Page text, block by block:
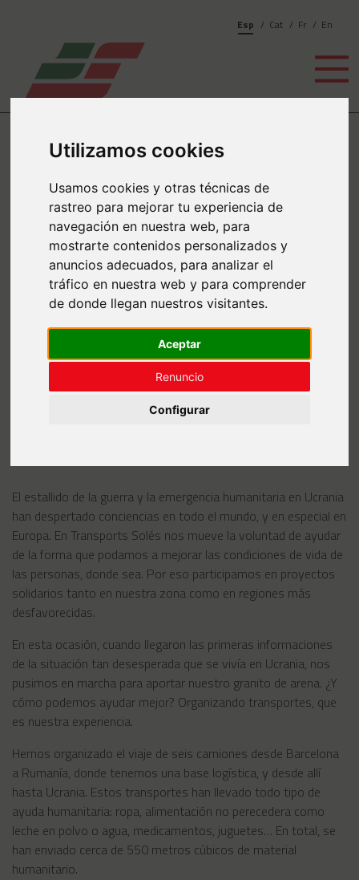
Utilizamos cookies
Usamos cookies y otras técnicas de
rastreo para mejorar tu experiencia de
navegación en nuestra web, para
mostrarte contenidos personalizados y
anuncios adecuados, para analizar el
tráfico en nuestra web y para comprender
de donde llegan nuestros visitantes.
Aceptar
Renuncio
Configurar
Esp Cat Fr En
Noticias anterior
Transports Solés organiza
el envío de material de
primera necesidad a
Ucrania
El estallido de la guerra y la emergencia humanitaria en Ucrania
han despertado conciencias en todo el mundo, y en especial en
Europa. En Transports Solés nos mueve la voluntad de ayudar
de la forma que podamos a mejorar las condiciones de vida de
las personas, donde sea. Por eso participamos en proyectos
solidarios tanto en nuestra zona como en regiones más
desfavorecidas.
En esta ocasión, cuando llegaron las primeras informaciones
de la situación tan desesperada que se vivía en Ucrania, nos
pusimos en marcha para aportar nuestro granito de arena. ¿Y
cómo podemos ayudar mejor? Organizando transportes, que
es nuestra experiencia.
Hemos organizado el viaje de seis camiones desde Barcelona
a Rumanía, donde tenemos una base logística, y desde allí
hasta Ucrania. Estos transportes han llevado todo tipo de
ayuda humanitaria: ropa, alimentación no perecedera como
leche en polvo o agua, medicamentos, juguetes… En total, se
han enviado cerca de 550 metros cúbicos de material
humanitario.